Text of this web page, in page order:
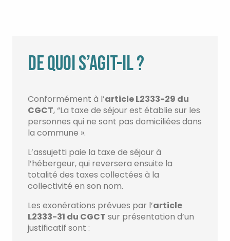
DE QUOI S’AGIT-IL ?
Conformément à l’article L2333-29 du
CGCT, “La taxe de séjour est établie sur les
personnes qui ne sont pas domiciliées dans
la commune ».
L’assujetti paie la taxe de séjour à
l’hébergeur, qui reversera ensuite la
totalité des taxes collectées à la
collectivité en son nom.
Les exonérations prévues par l’article
L2333-31 du CGCT sur présentation d’un
justificatif sont :